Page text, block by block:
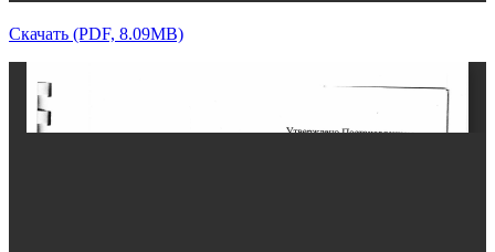
Скачать (PDF, 8.09MB)